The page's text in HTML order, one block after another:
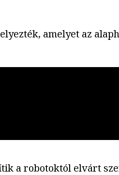
amelyet az
a robotoktól elvárt